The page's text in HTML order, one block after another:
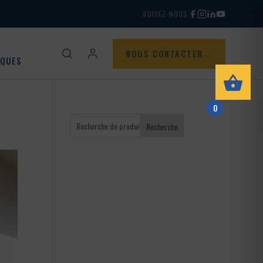
SUIVEZ-NOUS
NOUS CONTACTER
Recherche
0